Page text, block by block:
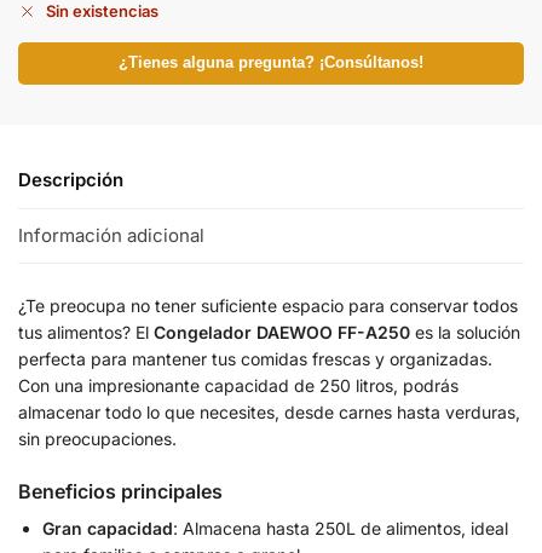
Sin existencias
¿Tienes alguna pregunta? ¡Consúltanos!
Descripción
Información adicional
¿Te preocupa no tener suficiente espacio para conservar todos
tus alimentos? El Congelador DAEWOO FF-A250 es la solución
perfecta para mantener tus comidas frescas y organizadas.
Con una impresionante capacidad de 250 litros, podrás
almacenar todo lo que necesites, desde carnes hasta verduras,
sin preocupaciones.
Beneficios principales
Gran capacidad: Almacena hasta 250L de alimentos, ideal